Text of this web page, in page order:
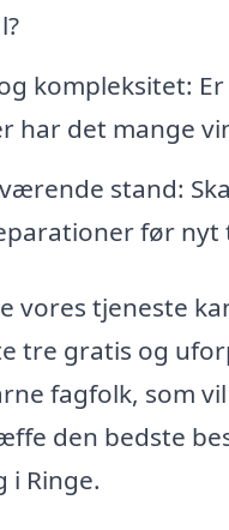
kompleksitet:
har det mange
stand:
før nyt
vores tjeneste
tre gratis og
fagfolk, som
den bedste
i Ringe.